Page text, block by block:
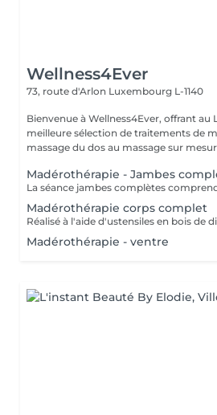
Wellness4Ever
73, route d'Arlon Luxembourg L-1140
Bienvenue à Wellness4Ever, offrant au
meilleure sélection de traitements de
massage du dos au massage sur
Madérothérapie - Jambes
Madérothérapie corps complet
Madérothérapie - ventre